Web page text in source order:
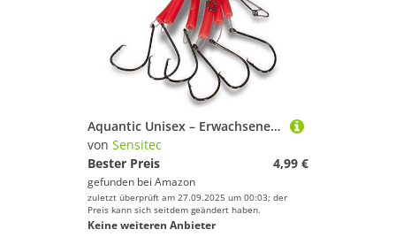
Aquantic Unisex – Erwachsene 10C4039507207700C10 Rotbarsch-Vorfach mit Circle Hooks, Länge 6m mit Extrawirbel, grün, Hakengröße 6/0 (flu-rot, 8/0), Bunt, Normal
von Sensitec
Bester Preis
4,99 €
gefunden bei Amazon
zuletzt überprüft am 27.09.2025 um 00:03; der
Preis kann sich seitdem geändert haben.
Keine weiteren Anbieter